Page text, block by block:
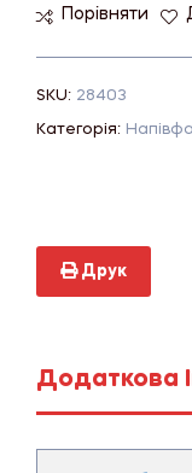
Порівняти
SKU: 28403
Категорія:
Друк
Додаткова